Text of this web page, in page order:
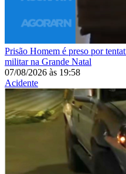
Prisão Homem é preso por
militar na Grande Natal
07/08/2026 às 19:58
Acidente